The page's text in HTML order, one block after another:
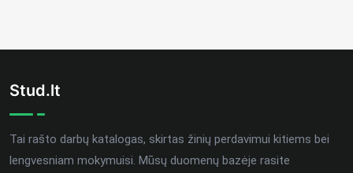
Stud.lt
Tai rašto darbų katalogas, skirtas žinių perdavimui kitiems bei
lengvesniam mokymuisi. Mūsų duomenų bazėje rasite